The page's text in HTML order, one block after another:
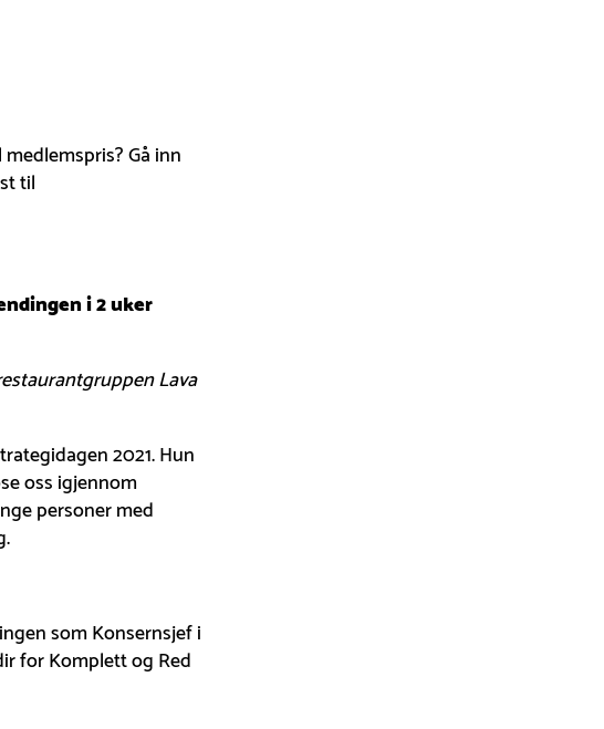
Gå inn
til
i 2 uker
Lava
2021. Hun
oss igjennom
personer med
som Konsernsjef i
for Komplett og Red